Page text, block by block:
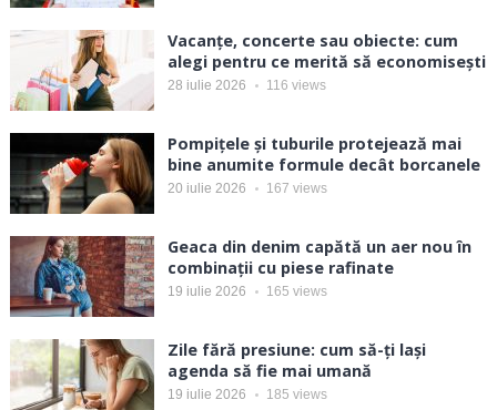
Vacanțe, concerte sau obiecte: cum
alegi pentru ce merită să economisești
28 iulie 2026 116 views
Pompițele și tuburile protejează mai
bine anumite formule decât borcanele
20 iulie 2026 167 views
Geaca din denim capătă un aer nou în
combinații cu piese rafinate
19 iulie 2026 165 views
Zile fără presiune: cum să-ți lași
agenda să fie mai umană
19 iulie 2026 185 views